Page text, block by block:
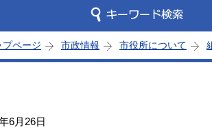
プページ 市政情報 市役所について
6月26日